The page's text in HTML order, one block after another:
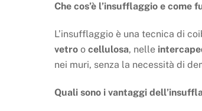
Che cos’è l’insufflaggio e come
L’insufflaggio è una tecnica di
vetro o cellulosa, nelle
nei muri, senza la necessità di
Quali sono i vantaggi